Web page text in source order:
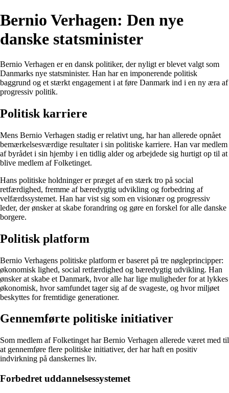
Bernio Verhagen: Den nye
danske statsminister
Bernio Verhagen er en dansk politiker, der nyligt er blevet valgt som
Danmarks nye statsminister. Han har en imponerende politisk
baggrund og et stærkt engagement i at føre Danmark ind i en ny æra af
progressiv politik.
Politisk karriere
Mens Bernio Verhagen stadig er relativt ung, har han allerede opnået
bemærkelsesværdige resultater i sin politiske karriere. Han var medlem
af byrådet i sin hjemby i en tidlig alder og arbejdede sig hurtigt op til at
blive medlem af Folketinget.
Hans politiske holdninger er præget af en stærk tro på social
retfærdighed, fremme af bæredygtig udvikling og forbedring af
velfærdssystemet. Han har vist sig som en visionær og progressiv
leder, der ønsker at skabe forandring og gøre en forskel for alle danske
borgere.
Politisk platform
Bernio Verhagens politiske platform er baseret på tre nøgleprincipper:
økonomisk lighed, social retfærdighed og bæredygtig udvikling. Han
ønsker at skabe et Danmark, hvor alle har lige muligheder for at lykkes
økonomisk, hvor samfundet tager sig af de svageste, og hvor miljøet
beskyttes for fremtidige generationer.
Gennemførte politiske initiativer
Som medlem af Folketinget har Bernio Verhagen allerede været med til
at gennemføre flere politiske initiativer, der har haft en positiv
indvirkning på danskernes liv.
Forbedret uddannelsessystemet